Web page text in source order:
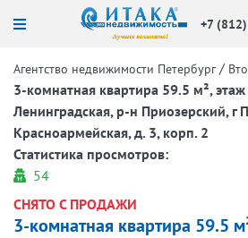
+7
Агентство недвижимости Петербург /
3-комнатная квартира 59.5 м²,
Ленинградская, р-н Приозерский, г
Красноармейская, д. 3, корп. 2
Статистика просмотров:
54
СНЯТО С ПРОДАЖИ
3-комнатная квартира 59.5